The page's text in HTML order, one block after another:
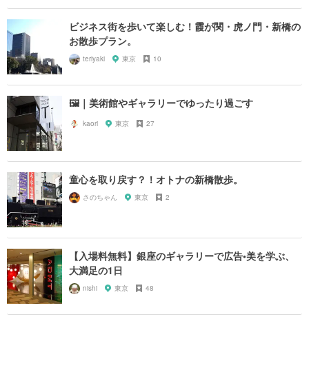
ビジネス街を歩いて楽しむ！霞が関・虎ノ門・新橋の
お散歩プラン。
teriyaki 東京 10
🖼｜美術館やギャラリーでゆったり過ごす
kaori 東京 27
童心を取り戻す？！オトナの新橋散歩。
さのちゃん 東京 2
【入場料無料】銀座のギャラリーで広告•美を学ぶ、
大満足の1日
nishi 東京 48